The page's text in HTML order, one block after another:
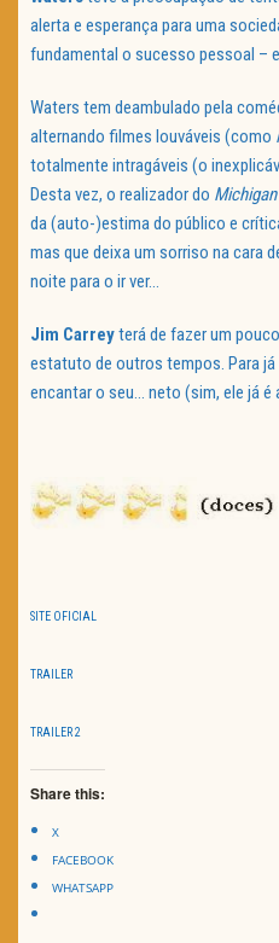
alerta e esperança para uma
fundamental o sucesso pessoal –
Waters tem deambulado pela
alternando filmes louváveis (como
totalmente intragáveis (o
Desta vez, o realizador do Michigan
da (auto-)estima do público e
mas que deixa um sorriso na cara
noite para o ir ver…
Jim Carreyterá de fazer um
estatuto de outros tempos. Para
encantar o seu… neto (sim, ele já é
SITE OFICIAL
TRAILER
TRAILER 2
Share this:
X
FACEBOOK
WHATSAPP